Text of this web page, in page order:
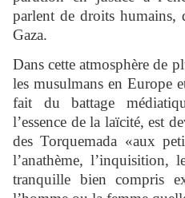
parlent de droits
Gaza.
Dans cette atmosphère de
les musulmans en Europe
fait du battage
l’essence de la laïcité, est
des Torquemada «aux
l’anathème, l’inquisition,
tranquille bien compris